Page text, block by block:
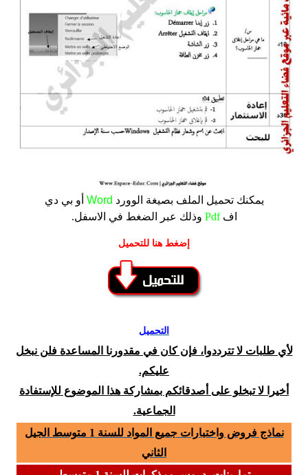
يمكنك تحميل الملف بصيغة الوورد Word أو بي دي
افPdf وذلك عبر الضغط في الاسفل.
إضغط هنا للتحميل
التحميل
لأي طلبات لا تترددوا، فإن كان في مقدورنا المساعدة فلن نبخل
عليكم.
أخيرا لا تبخلو على أصدقائكم بمشاركة هذا الموضوع للإستفادة
الجماعية.
نماذج فروض واختبارات جميع المواد للسنة 1 متوسط الجيل
الثاني